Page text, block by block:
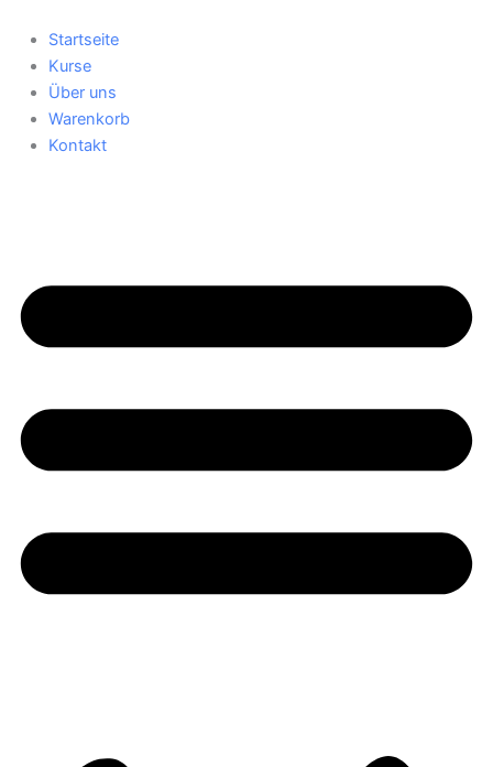
Inhalt
springen
Startseite
Kurse
Über uns
Warenkorb
Kontakt